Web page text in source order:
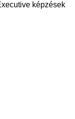
képzések